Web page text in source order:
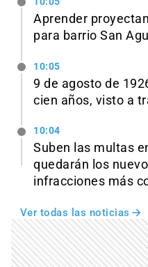
Aprender
para barrio San
10:05
9 de agosto de
cien años, visto a
10:04
Suben las multas
quedarán los
infracciones más
Ver todas las noticias